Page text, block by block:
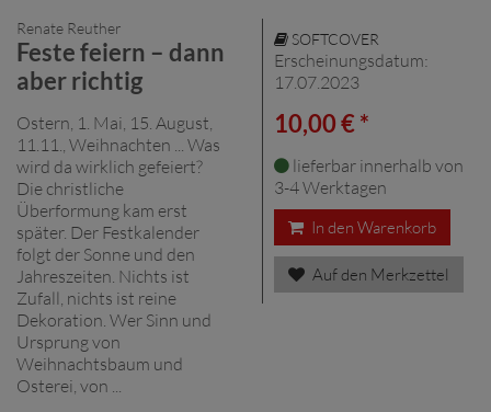
Renate Reuther
Feste feiern – dann
aber richtig
Ostern, 1. Mai, 15. August,
11.11., Weihnachten ... Was
wird da wirklich gefeiert?
Die christliche
Überformung kam erst
später. Der Festkalender
folgt der Sonne und den
Jahreszeiten. Nichts ist
Zufall, nichts ist reine
Dekoration. Wer Sinn und
Ursprung von
Weihnachtsbaum und
Osterei, von ...
SOFTCOVER
Erscheinungsdatum:
17.07.2023
10,00 € *
lieferbar innerhalb von
3-4 Werktagen
In den Warenkorb
Auf den Merkzettel